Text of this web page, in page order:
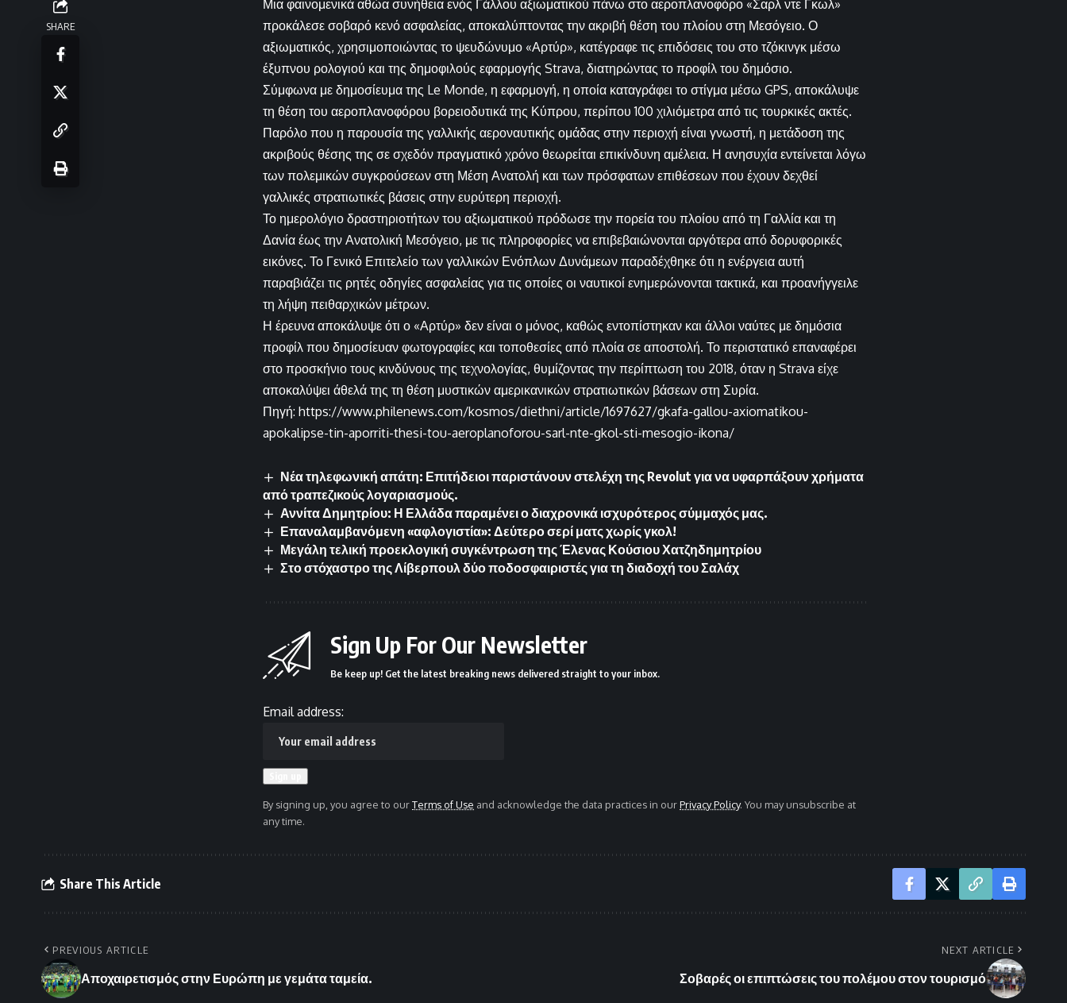
SHARE
Μια φαινομενικά αθώα συνήθεια ενός Γάλλου αξιωματικού πάνω στο αεροπλανοφόρο «Σαρλ ντε Γκωλ»
προκάλεσε σοβαρό κενό ασφαλείας, αποκαλύπτοντας την ακριβή θέση του πλοίου στη Μεσόγειο. Ο
αξιωματικός, χρησιμοποιώντας το ψευδώνυμο «Αρτύρ», κατέγραφε τις επιδόσεις του στο τζόκινγκ μέσω
έξυπνου ρολογιού και της δημοφιλούς εφαρμογής Strava, διατηρώντας το προφίλ του δημόσιο.
Σύμφωνα με δημοσίευμα της Le Monde, η εφαρμογή, η οποία καταγράφει το στίγμα μέσω GPS, αποκάλυψε
τη θέση του αεροπλανοφόρου βορειοδυτικά της Κύπρου, περίπου 100 χιλιόμετρα από τις τουρκικές ακτές.
Παρόλο που η παρουσία της γαλλικής αεροναυτικής ομάδας στην περιοχή είναι γνωστή, η μετάδοση της
ακριβούς θέσης της σε σχεδόν πραγματικό χρόνο θεωρείται επικίνδυνη αμέλεια. Η ανησυχία εντείνεται λόγω
των πολεμικών συγκρούσεων στη Μέση Ανατολή και των πρόσφατων επιθέσεων που έχουν δεχθεί
γαλλικές στρατιωτικές βάσεις στην ευρύτερη περιοχή.
Το ημερολόγιο δραστηριοτήτων του αξιωματικού πρόδωσε την πορεία του πλοίου από τη Γαλλία και τη
Δανία έως την Ανατολική Μεσόγειο, με τις πληροφορίες να επιβεβαιώνονται αργότερα από δορυφορικές
εικόνες. Το Γενικό Επιτελείο των γαλλικών Ενόπλων Δυνάμεων παραδέχθηκε ότι η ενέργεια αυτή
παραβιάζει τις ρητές οδηγίες ασφαλείας για τις οποίες οι ναυτικοί ενημερώνονται τακτικά, και προανήγγειλε
τη λήψη πειθαρχικών μέτρων.
Η έρευνα αποκάλυψε ότι ο «Αρτύρ» δεν είναι ο μόνος, καθώς εντοπίστηκαν και άλλοι ναύτες με δημόσια
προφίλ που δημοσίευαν φωτογραφίες και τοποθεσίες από πλοία σε αποστολή. Το περιστατικό επαναφέρει
στο προσκήνιο τους κινδύνους της τεχνολογίας, θυμίζοντας την περίπτωση του 2018, όταν η Strava είχε
αποκαλύψει άθελά της τη θέση μυστικών αμερικανικών στρατιωτικών βάσεων στη Συρία.
Πηγή: https://www.philenews.com/kosmos/diethni/article/1697627/gkafa-gallou-axiomatikou-
apokalipse-tin-aporriti-thesi-tou-aeroplanoforou-sarl-nte-gkol-sti-mesogio-ikona/
Νέα τηλεφωνική απάτη: Επιτήδειοι παριστάνουν στελέχη της Revolut για να υφαρπάξουν χρήματα
από τραπεζικούς λογαριασμούς.
Αννίτα Δημητρίου: Η Ελλάδα παραμένει ο διαχρονικά ισχυρότερος σύμμαχός μας.
Επαναλαμβανόμενη «αφλογιστία»: Δεύτερο σερί ματς χωρίς γκολ!
Μεγάλη τελική προεκλογική συγκέντρωση της Έλενας Κούσιου Χατζηδημητρίου
Στο στόχαστρο της Λίβερπουλ δύο ποδοσφαιριστές για τη διαδοχή του Σαλάχ
Sign Up For Our Newsletter
Be keep up! Get the latest breaking news delivered straight to your inbox.
Email address:
By signing up, you agree to ourTerms of Use and acknowledge the data practices in ourPrivacy Policy. You may unsubscribe at
any time.
Share This Article
PREVIOUS ARTICLE
Αποχαιρετισμός στην Ευρώπη με γεμάτα ταμεία.
NEXT ARTICLE
Σοβαρές οι επιπτώσεις του πολέμου στον τουρισμό